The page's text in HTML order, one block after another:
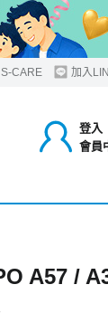
S-CARE 加入
登入
會員
A57 /